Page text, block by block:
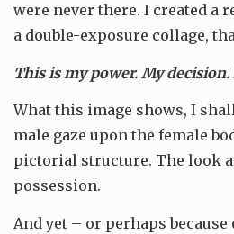
were never there. I created a
a double-exposure collage,
This is my power. My
What this image shows, I
male gaze upon the female
pictorial structure. The look
possession.
And yet – or perhaps